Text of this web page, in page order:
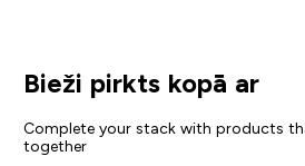
Bieži pirkts kopā ar
Complete your stack with products
together